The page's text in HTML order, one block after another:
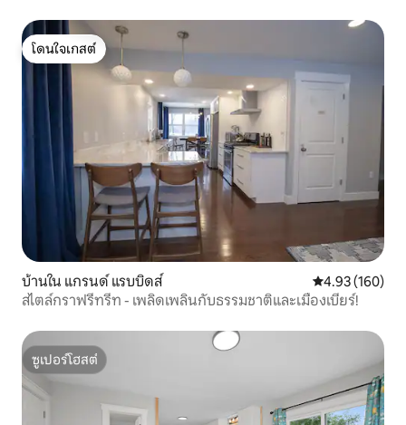
โดนใจเกสต์
โดนใจเกสต์
บ้านใน แกรนด์ แรบบิดส์ คะแนนเฉลี่ย
4.93 (160)
สไตล์กราฟรีทรีท - เพลิดเพลินกับธรรมชาติและเมืองเบียร์!
ซูเปอร์โฮสต์
ซูเปอร์โฮสต์